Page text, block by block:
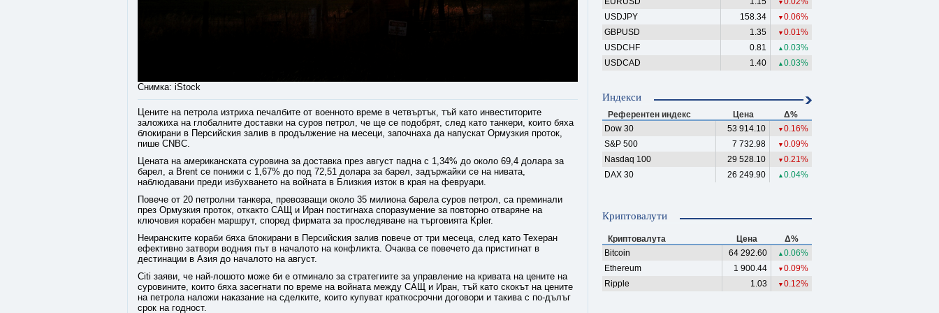
Снимка: iStock
Цените на петрола изтриха печалбите от военното време в четвъртък, тъй като инвеститорите
заложиха на глобалните доставки на суров петрол, че ще се подобрят, след като танкери, които бяха
блокирани в Персийския залив в продължение на месеци, започнаха да напускат Ормузкия проток,
пише CNBC.
Цената на американската суровина за доставка през август падна с 1,34% до около 69,4 долара за
барел, а Brent се понижи с 1,67% до под 72,51 долара за барел, задържайки се на нивата,
наблюдавани преди избухването на войната в Близкия изток в края на февруари.
Повече от 20 петролни танкера, превозващи около 35 милиона барела суров петрол, са преминали
през Ормузкия проток, откакто САЩ и Иран постигнаха споразумение за повторно отваряне на
ключовия корабен маршрут, според фирмата за проследяване на търговията Kpler.
Неиранските кораби бяха блокирани в Персийския залив повече от три месеца, след като Техеран
ефективно затвори водния път в началото на конфликта. Очаква се повечето да пристигнат в
дестинации в Азия до началото на август.
Citi заяви, че най-лошото може би е отминало за стратегиите за управление на кривата на цените на
суровините, които бяха засегнати по време на войната между САЩ и Иран, тъй като скокът на цените
на петрола наложи наказание на сделките, които купуват краткосрочни договори и такива с по-дълъг
срок на годност.
▼
USDJPY
158.34 ▼ 0.06%
GBPUSD
1.35 ▼ 0.01%
USDCHF
0.81 ▲ 0.03%
USDCAD
1.40 ▲ 0.03%
Индекси
Референтен индекс Цена
Δ%
Dow 30
53 914.10 ▼ 0.16%
S&P 500
7 732.98 ▼ 0.09%
Nasdaq 100
29 528.10 ▼ 0.21%
DAX 30
26 249.90 ▲ 0.04%
Криптовалути
Криптовалута Цена
Δ%
Bitcoin
64 292.60 ▲ 0.06%
Ethereum
1 900.44 ▼ 0.09%
Ripple
1.03 ▼ 0.12%